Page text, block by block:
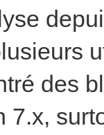
des
7.x,